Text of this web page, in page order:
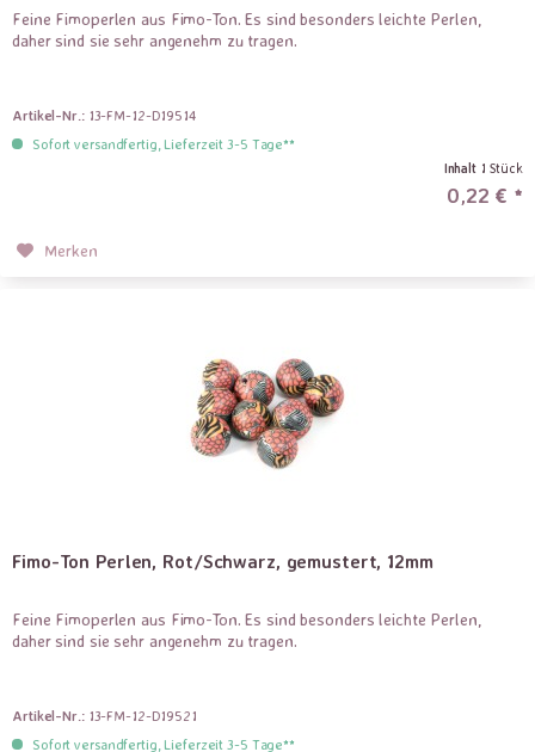
Feine Fimoperlen aus Fimo-Ton. Es sind besonders leichte Perlen,
daher sind sie sehr angenehm zu tragen.
Artikel-Nr.: 13-FM-12-D19514
Sofort versandfertig, Lieferzeit 3-5 Tage**
Inhalt 1 Stück
0,22 € *
Merken
Fimo-Ton Perlen, Rot/Schwarz, gemustert, 12mm
Feine Fimoperlen aus Fimo-Ton. Es sind besonders leichte Perlen,
daher sind sie sehr angenehm zu tragen.
Artikel-Nr.: 13-FM-12-D19521
Sofort versandfertig, Lieferzeit 3-5 Tage**